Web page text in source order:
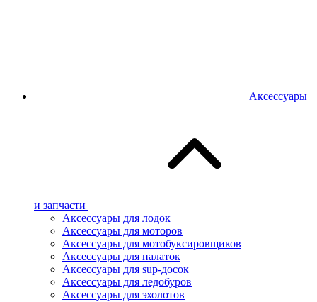
Аксессуары
и запчасти
Аксессуары для лодок
Аксессуары для моторов
Аксессуары для мотобуксировщиков
Аксессуары для палаток
Аксессуары для sup-досок
Аксессуары для ледобуров
Аксессуары для эхолотов